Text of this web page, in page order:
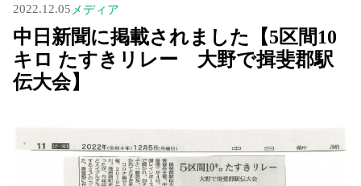
2022.12.05 メディア
中日新聞に掲載されました【5区間10
キロ たすきリレー 大野で揖斐郡駅
伝大会】